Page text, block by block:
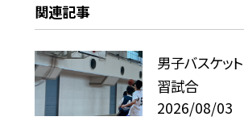
関連記事
男子バスケ
習試合
2026/08/03